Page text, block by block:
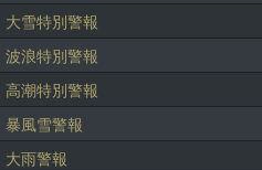
大雪特別警報
波浪特別警報
高潮特別警報
暴風雪警報
大雨警報